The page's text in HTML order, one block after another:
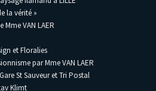
la vérité »
Mme VAN LAER
et Floralies
par Mme VAN LAER
St Sauveur et Tri Postal
Klimt